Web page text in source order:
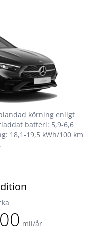
körning enligt
batteri: 5,9-6,6
18,1-19,5 kWh/100 km
mil/år